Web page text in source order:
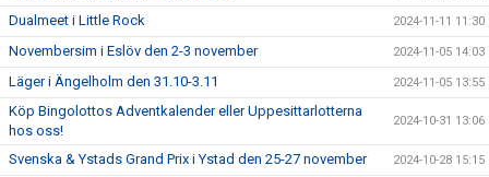
Dualmeet i Little Rock 2024-11-11 11:30
Novembersim i Eslöv den 2-3 november 2024-11-05 14:03
Läger i Ängelholm den 31.10-3.11 2024-11-05 13:55
Köp Bingolottos Adventkalender eller Uppesittarlotterna
hos oss!
2024-10-31 13:06
Svenska & Ystads Grand Prix i Ystad den 25-27 november 2024-10-28 15:15